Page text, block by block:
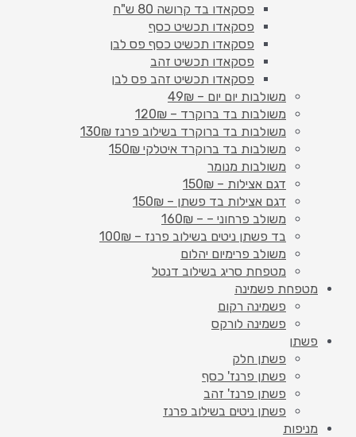
פסקאדו בד קרושה 80 ש"ח
פסקאדו תכשיט כסף
פסקאדו תכשיט כסף פס לבן
פסקאדו תכשיט זהב
פסקאדו תכשיט זהב פס לבן
משולבות יום יום – 49₪
משולבות בד ברוקרד – 120₪
משולבות בד ברוקרד בשילוב פרנז 130₪
משולבות בד ברוקרד איטלקי 150₪
משולבות מנומר
דגם אצילות – 150₪
דגם אצילות בד פשתן – 150₪
משולב פרחוני – – 160₪
בד פשתן ניטים בשילוב פרנז – 100₪
משולב פרימיום יהלום
מטפחת סריג בשילוב דנטל
מטפחת פשמינה
פשמינה רקום
פשמינה לורקס
פשתן
פשתן חלק
פשתן פרנז' כסף
פשתן פרנז' זהב
פשתן ניטים בשילוב פרנז
מניפות